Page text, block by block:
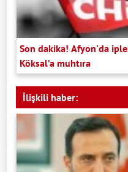
Son dakika! Afyon'da
Köksal’a muhtıra
İlişkili haber: